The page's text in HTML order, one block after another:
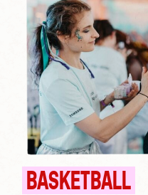
BASKETBALL